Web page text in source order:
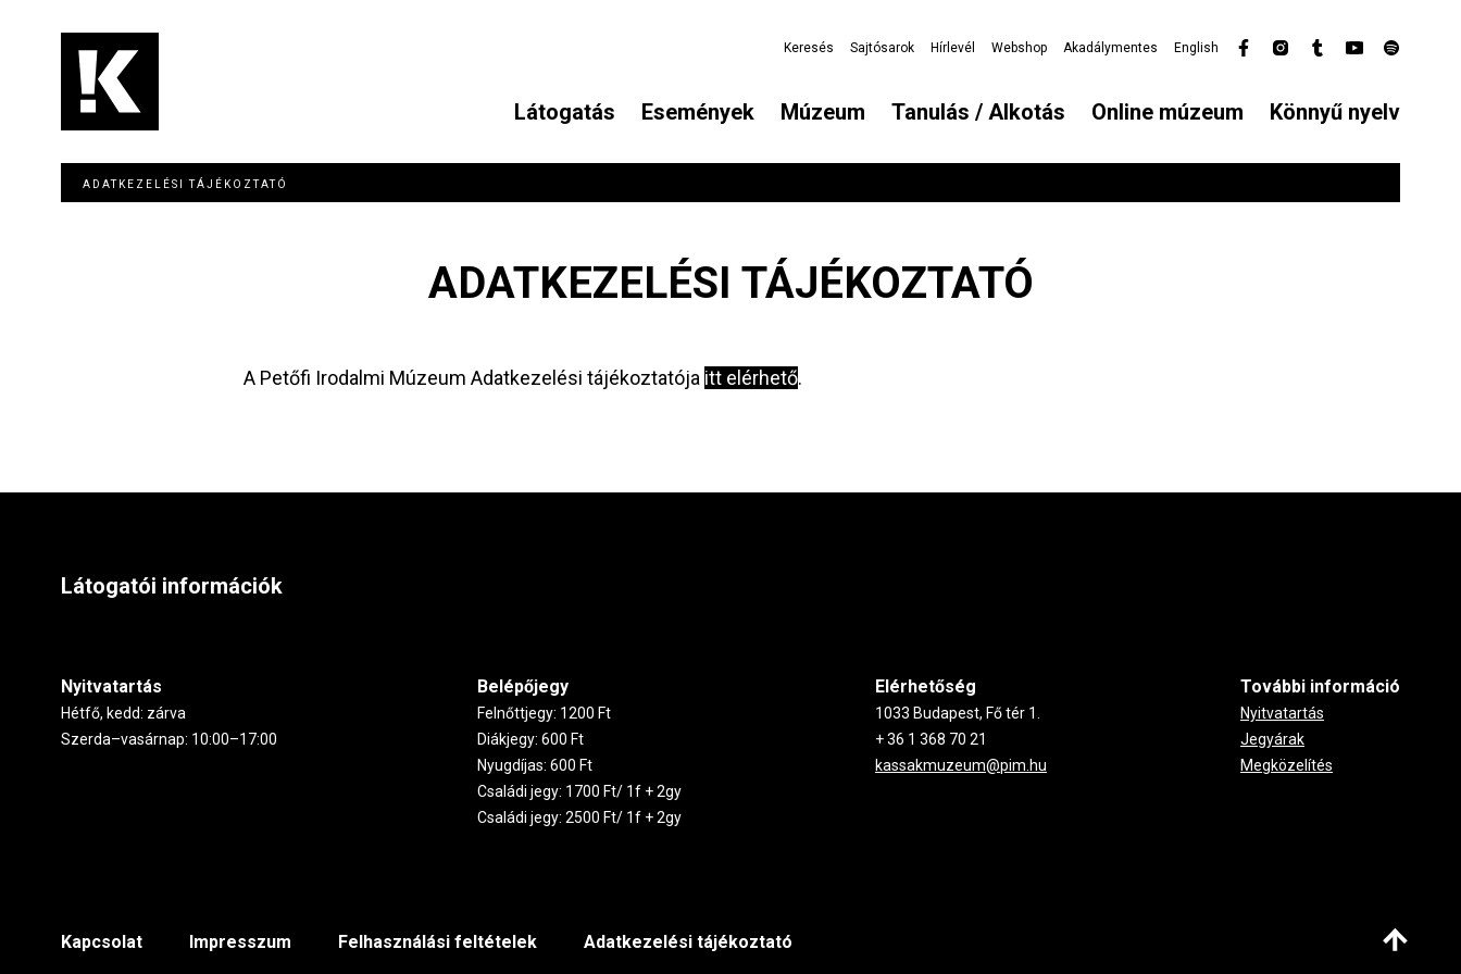
menu
Keresés Sajtósarok Hírlevél Webshop Akadálymentes English
navigation
Látogatás Események Múzeum Tanulás / Alkotás Online múzeum Könnyű nyelv
ADATKEZELÉSI TÁJÉKOZTATÓ
ADATKEZELÉSI TÁJÉKOZTATÓ
A Petőfi Irodalmi Múzeum Adatkezelési tájékoztatója itt elérhető.
Látogatói információk
Nyitvatartás
Hétfő, kedd: zárva
Szerda–vasárnap: 10:00–17:00
Belépőjegy
Felnőttjegy: 1200 Ft
Diákjegy: 600 Ft
Nyugdíjas: 600 Ft
Családi jegy: 1700 Ft/ 1f + 2gy
Családi jegy: 2500 Ft/ 1f + 2gy
Elérhetőség
1033 Budapest, Fő tér 1.
+ 36 1 368 70 21
kassakmuzeum@pim.hu
További információ
Nyitvatartás
Jegyárak
Megközelítés
Kapcsolat Impresszum Felhasználási feltételek Adatkezelési tájékoztató